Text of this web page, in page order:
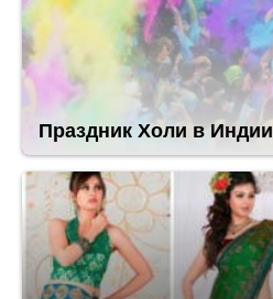
Праздник Холи в Индии